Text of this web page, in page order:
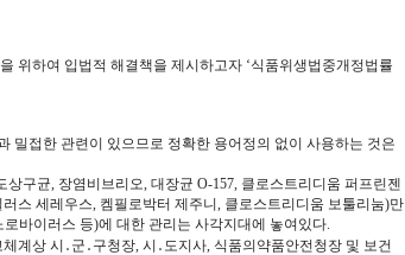
위하여 입법적 해결책을 제시하고자 ‘식품위생법중개정법률
밀접한 관련이 있으므로 정확한 용어정의 없이 사용하는 것은
구균, 장염비브리오, 대장균 O-157, 클로스트리디움 퍼프린젠
스 세레우스, 켐필로박터 제주니, 클로스트리디움 보툴리눔)만
바이러스 등)에 대한 관리는 사각지대에 놓여있다.
계상 시․군․구청장, 시․도지사, 식품의약품안전청장 및 보건